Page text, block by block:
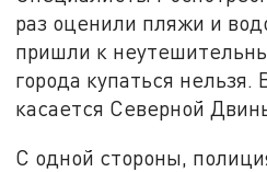
раз оценили пляжи и
пришли к
города купаться нельзя.
касается Северной
С одной стороны,